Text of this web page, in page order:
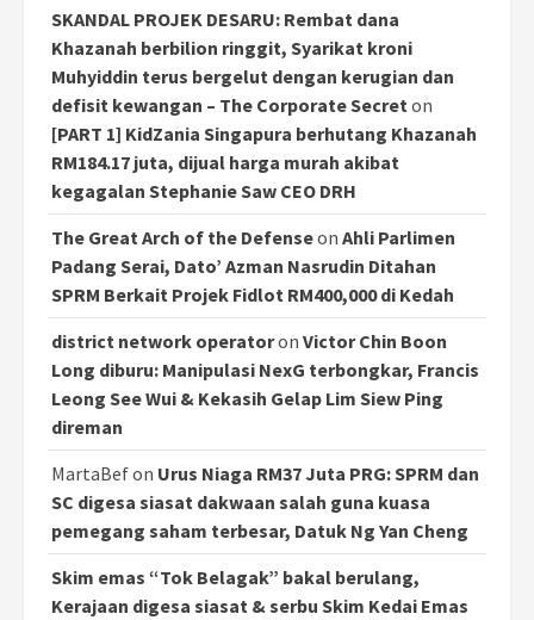
SKANDAL PROJEK DESARU: Rembat dana
Khazanah berbilion ringgit, Syarikat kroni
Muhyiddin terus bergelut dengan kerugian dan
defisit kewangan – The Corporate Secret on
[PART 1] KidZania Singapura berhutang Khazanah
RM184.17 juta, dijual harga murah akibat
kegagalan Stephanie Saw CEO DRH
The Great Arch of the Defenseon Ahli Parlimen
Padang Serai, Dato’ Azman Nasrudin Ditahan
SPRM Berkait Projek Fidlot RM400,000 di Kedah
district network operatoron Victor Chin Boon
Long diburu: Manipulasi NexG terbongkar, Francis
Leong See Wui & Kekasih Gelap Lim Siew Ping
direman
MartaBefon Urus Niaga RM37 Juta PRG: SPRM dan
SC digesa siasat dakwaan salah guna kuasa
pemegang saham terbesar, Datuk Ng Yan Cheng
Skim emas “Tok Belagak” bakal berulang,
Kerajaan digesa siasat & serbu Skim Kedai Emas